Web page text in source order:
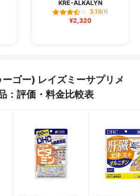
KRE-ALKALYN
3.15(1)
¥2,320
ゴー) レイズミーサプリメ
：評価・料金比較表